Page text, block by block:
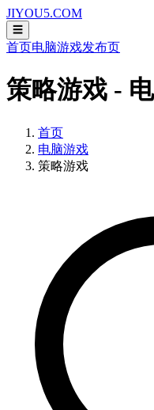
JIYOU5.COM
☰
首页电脑游戏发布页
策略游戏 -
首页
电脑游戏
策略游戏